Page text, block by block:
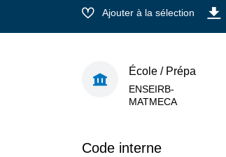
Ajouter à la sélection
École / Prépa
ENSEIRB-
MATMECA
Code interne